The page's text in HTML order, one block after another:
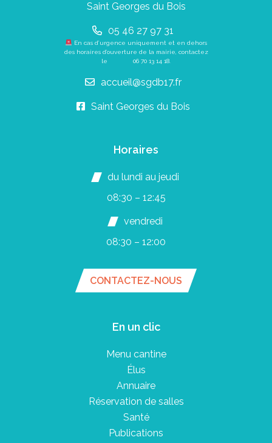
Saint Georges du Bois
05 46 27 97 31
En cas d’urgence uniquement et en dehors
des horaires d’ouverture de la mairie, contactez
le 06 70 13 14 18
accueil@sgdb17.fr
Saint Georges du Bois
Horaires
du lundi au jeudi
08:30 – 12:45
vendredi
08:30 – 12:00
CONTACTEZ-NOUS
En un clic
Menu cantine
Élus
Annuaire
Réservation de salles
Santé
Publications